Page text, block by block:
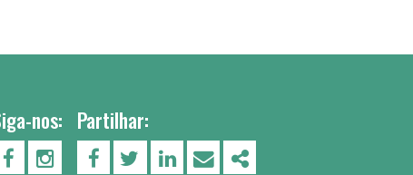
nos:
PÁGINA DO FACEBOOK
PÁGINA DO INSTAGRAM
Partilhar:
FACEBOOKTWITTERLINKEDIN
EMAIL